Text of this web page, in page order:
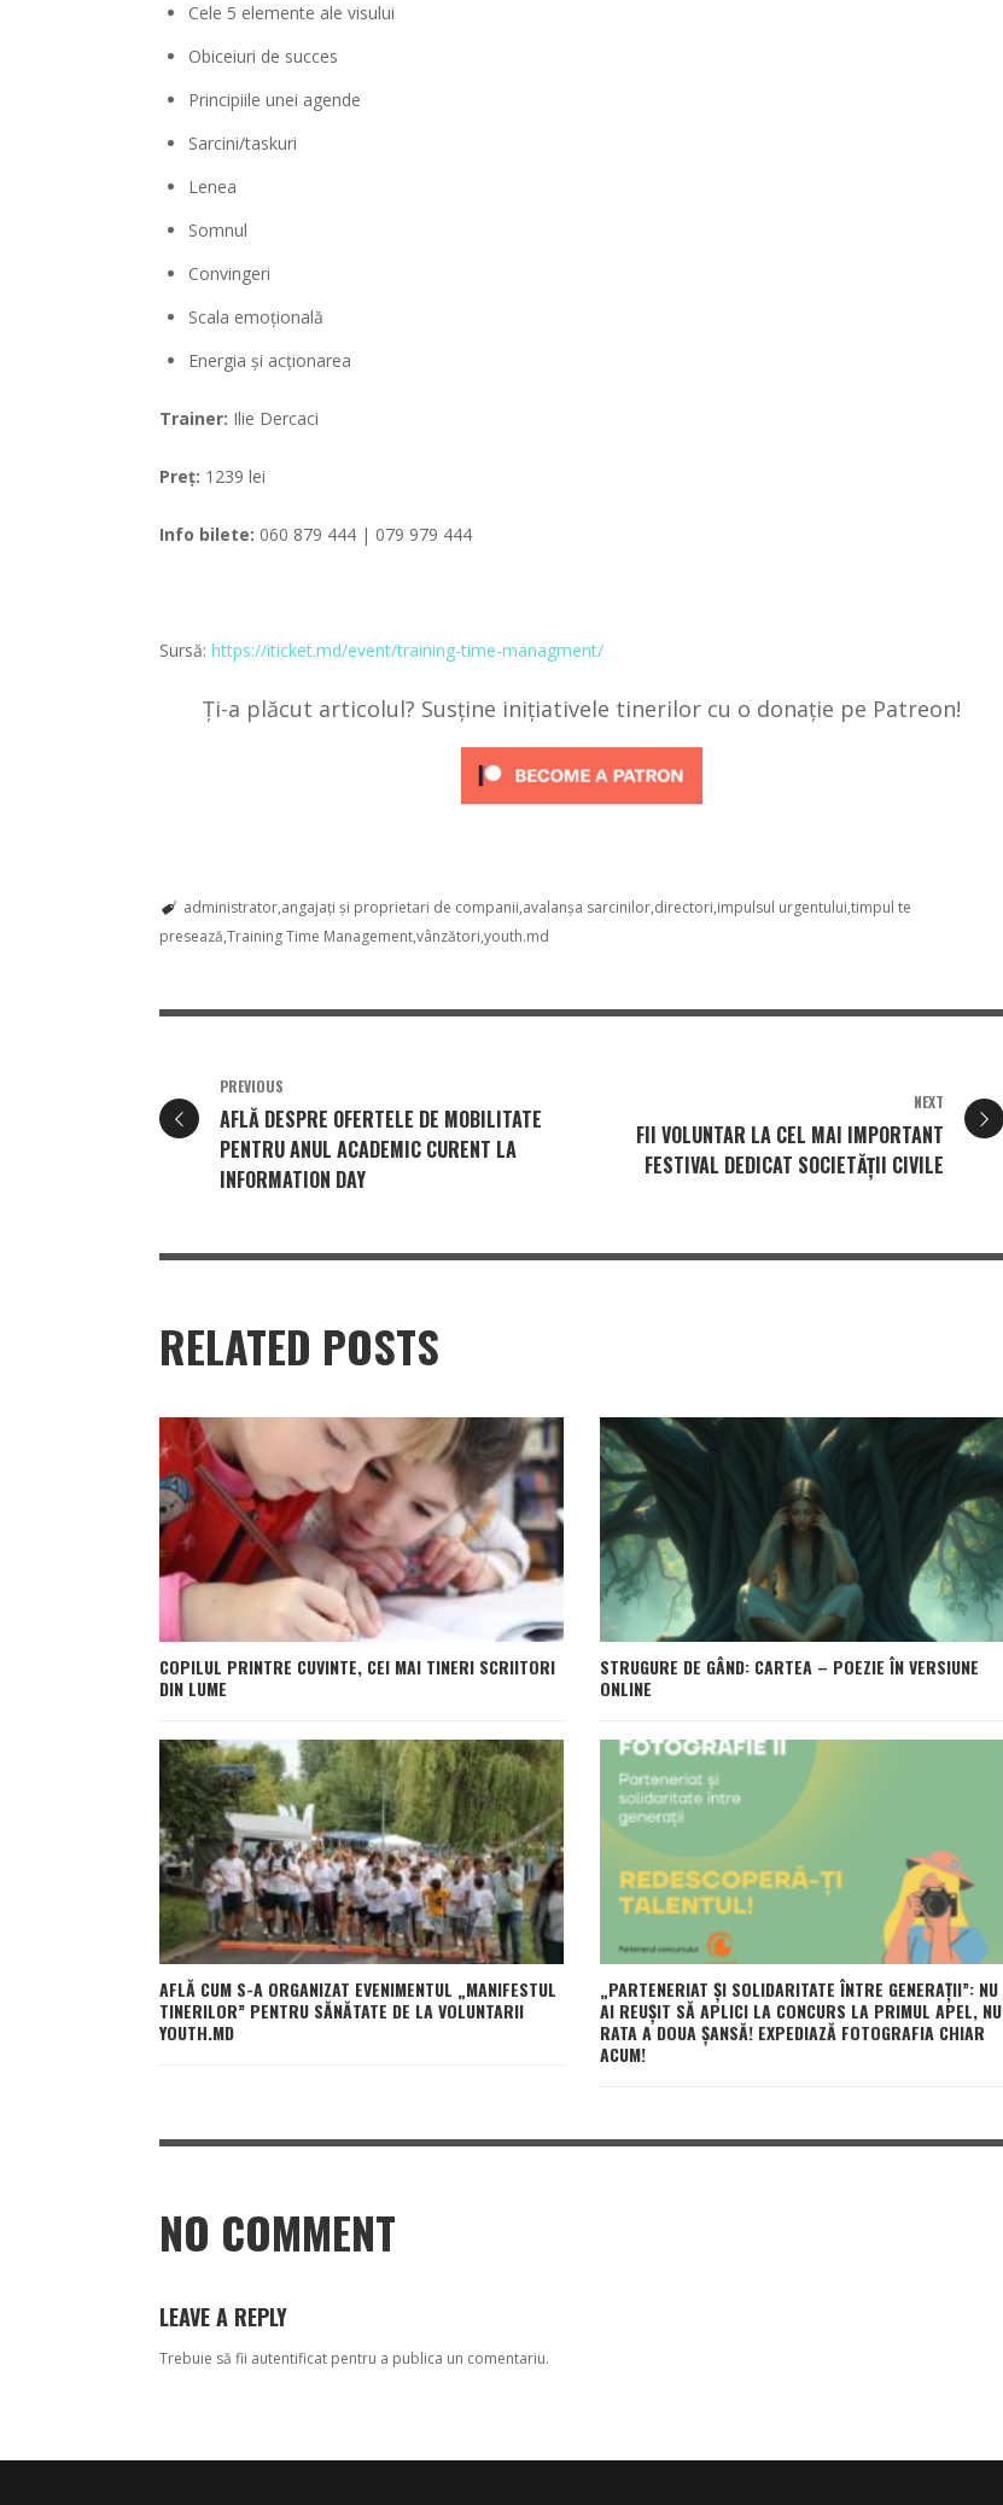
Cele 5 elemente ale visului
Obiceiuri de succes
Principiile unei agende
Sarcini/taskuri
Lenea
Somnul
Convingeri
Scala emoțională
Energia și acționarea
Trainer: Ilie Dercaci
Preț: 1239 lei
Info bilete: 060 879 444 | 079 979 444
Sursă: https://iticket.md/event/training-time-managment/
Ți-a plăcut articolul? Susține inițiativele tinerilor cu o donație pe Patreon!
administrator angajați și proprietari de companii avalanșa sarcinilor directori impulsul urgentului timpul te
presează Training Time Managementvânzători youth.md
PREVIOUS
AFLĂ DESPRE OFERTELE DE MOBILITATE
PENTRU ANUL ACADEMIC CURENT LA
INFORMATION DAY
NEXT
FII VOLUNTAR LA CEL MAI IMPORTANT
FESTIVAL DEDICAT SOCIETĂȚII CIVILE
RELATED POSTS
COPILUL PRINTRE CUVINTE, CEI MAI TINERI SCRIITORI
DIN LUME
STRUGURE DE GÂND: CARTEA – POEZIE ÎN VERSIUNE
ONLINE
AFLĂ CUM S-A ORGANIZAT EVENIMENTUL „MANIFESTUL
TINERILOR” PENTRU SĂNĂTATE DE LA VOLUNTARII
YOUTH.MD
„PARTENERIAT ȘI SOLIDARITATE ÎNTRE GENERAȚII”: NU
AI REUȘIT SĂ APLICI LA CONCURS LA PRIMUL APEL, NU
RATA A DOUA ȘANSĂ! EXPEDIAZĂ FOTOGRAFIA CHIAR
ACUM!
NO COMMENT
LEAVE A REPLY
Trebuie să fii autentificat pentru a publica un comentariu.